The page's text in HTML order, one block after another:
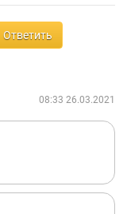
Ответить
08:33 26.03.2021